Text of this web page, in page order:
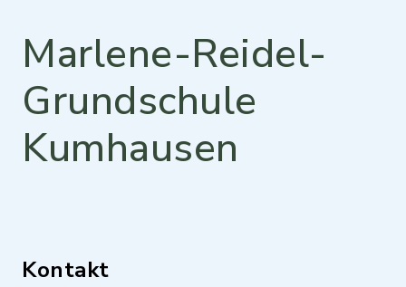
Marlene-Reidel-
Grundschule
Kumhausen
Kontakt